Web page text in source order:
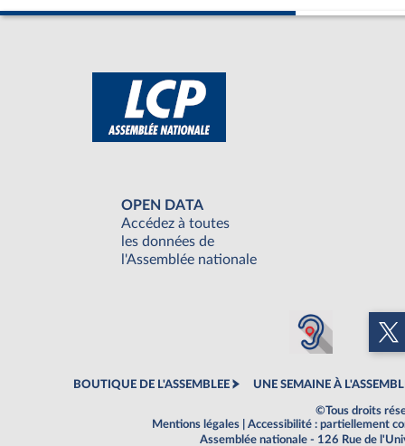
OPEN DATA
Accédez à toutes
les données de
l'Assemblée nationale
BOUTIQUE DE L'ASSEMBLEE UNE SEMAINE À
©Tous droits
Mentions légales
Accessibilité : partiellement
Assemblée nationale - 126 Rue de